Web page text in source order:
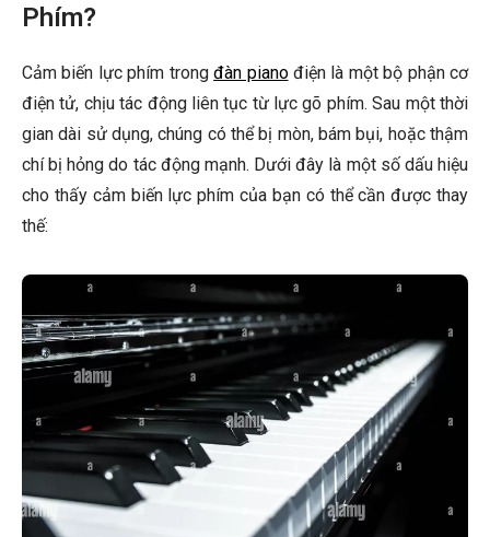
Phím?
Cảm biến lực phím trongđàn pianođiện là một bộ phận cơ
điện tử, chịu tác động liên tục từ lực gõ phím. Sau một thời
gian dài sử dụng, chúng có thể bị mòn, bám bụi, hoặc thậm
chí bị hỏng do tác động mạnh. Dưới đây là một số dấu hiệu
cho thấy cảm biến lực phím của bạn có thể cần được thay
thế: